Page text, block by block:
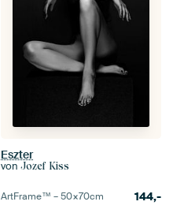
Eszter
von Jozef Kiss
ArtFrame™ –50×70cm 144,-